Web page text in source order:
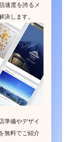
速度を誇るメ
決します。
準備やデザイ
無料でご紹介